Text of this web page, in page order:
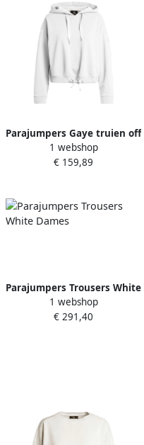
Parajumpers Gaye truien off
white Dames
1 webshop
€ 159,89
Parajumpers Trousers White
Dames
1 webshop
€ 291,40